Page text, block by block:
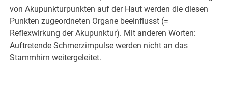
von Akupunkturpunkten auf der Haut werden die diesen
Punkten zugeordneten Organe beeinflusst (=
Reflexwirkung der Akupunktur). Mit anderen Worten:
Auftretende Schmerzimpulse werden nicht an das
Stammhirn weitergeleitet.